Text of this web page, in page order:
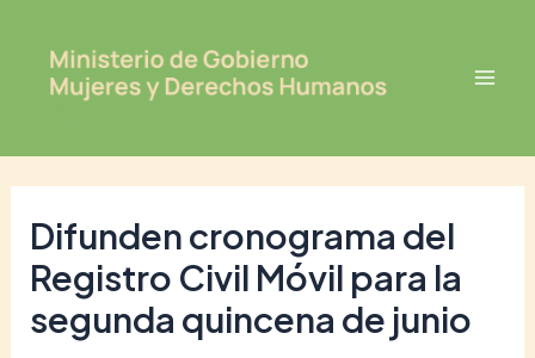
contenido
Difunden cronograma del
Registro Civil Móvil para la
segunda quincena de junio
navigation